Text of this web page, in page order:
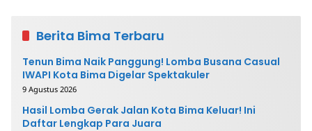
Berita Bima Terbaru
Tenun Bima Naik Panggung! Lomba Busana Casual
IWAPI Kota Bima Digelar Spektakuler
9 Agustus 2026
Hasil Lomba Gerak Jalan Kota Bima Keluar! Ini
Daftar Lengkap Para Juara